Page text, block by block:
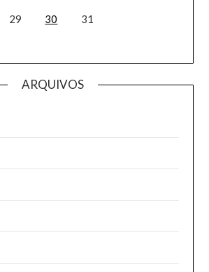
29 30
31
ARQUIVOS